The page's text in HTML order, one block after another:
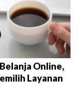
Online,
Layanan